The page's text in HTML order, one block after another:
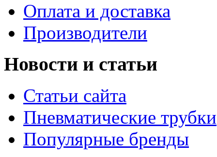
Оплата и доставка
Производители
Новости и статьи
Статьи сайта
Пневматические трубки
Популярные бренды